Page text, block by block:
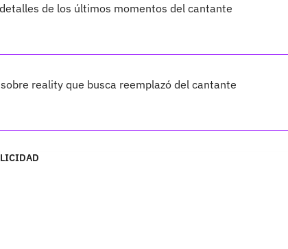
de los últimos momentos del cantante
reality que busca reemplazó del cantante